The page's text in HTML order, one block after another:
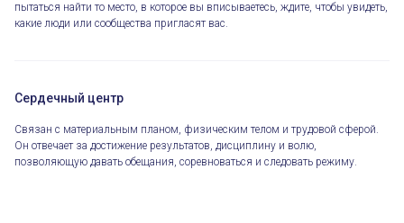
пытаться найти то место, в которое вы вписываетесь, ждите, чтобы увидеть,
какие люди или сообщества пригласят вас.
Сердечный центр
Связан с материальным планом, физическим телом и трудовой сферой.
Он отвечает за достижение результатов, дисциплину и волю,
позволяющую давать обещания, соревноваться и следовать режиму.